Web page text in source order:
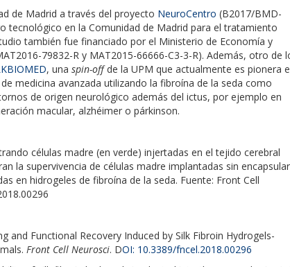
de Madrid a través del proyecto NeuroCentro (B2017/BMD-
tecnológico en la Comunidad de Madrid para el tratamiento
también fue financiado por el Ministerio de Economía y
79832-R y MAT2015-66666-C3-3-R). Además, otro de
, una spin-offde la UPM que actualmente es pionera
medicina avanzada utilizando la fibroína de la seda como
de origen neurológico además del ictus, por ejemplo en
macular, alzhéimer o párkinson.
células madre (en verde) injertadas en el tejido cerebral
la supervivencia de células madre implantadas sin
en hidrogeles de fibroína de la seda. Fuente: Front Cell
and Functional Recovery Induced by Silk Fibroin Hydrogels-
Front Cell Neurosci. DOI: 10.3389/fncel.2018.00296